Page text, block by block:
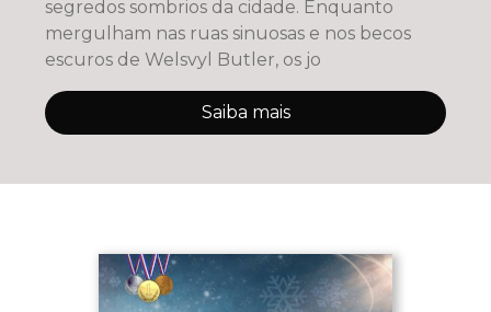
segredos sombrios da cidade. Enquanto
mergulham nas ruas sinuosas e nos becos
escuros de Welsvyl Butler, os jo
Saiba mais